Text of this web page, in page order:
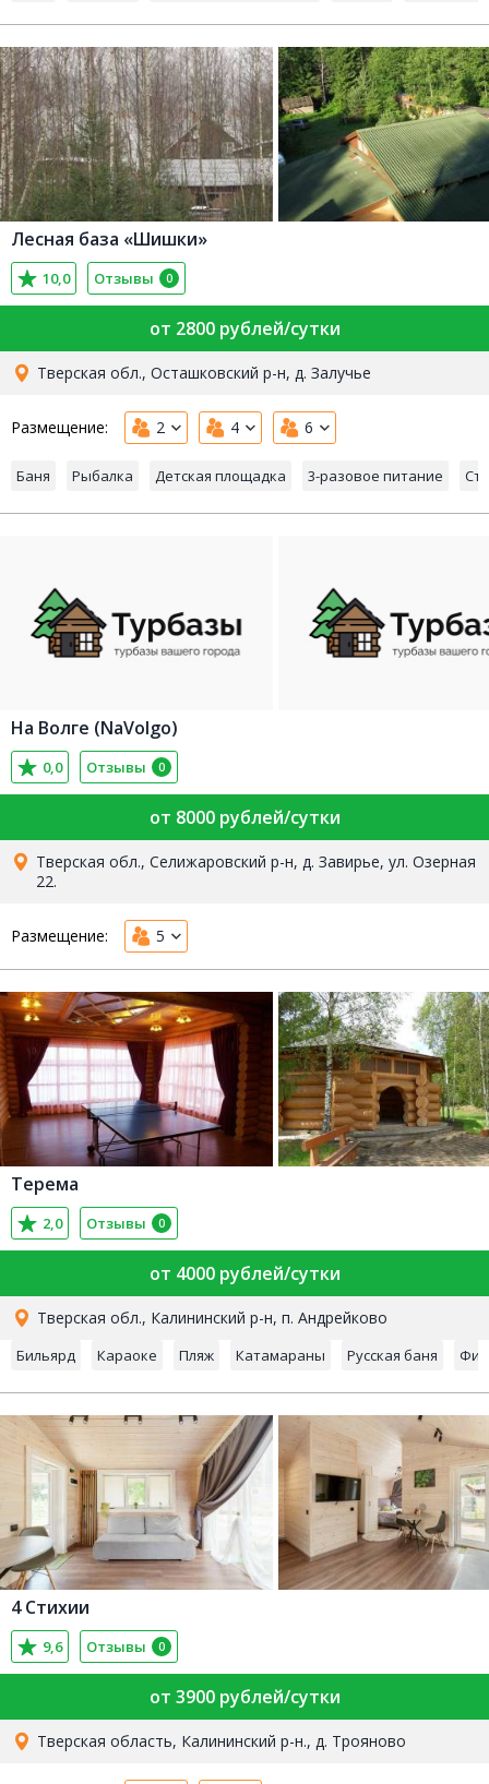
Лесная база «Шишки»
10,0 Отзывы 0
от 2800 рублей/сутки
Тверская обл., Осташковский р-н, д. Залучье
Размещение: 2 4 6
Баня Рыбалка Детская площадка 3-разовое питание
На Волге (NaVolgo)
0,0 Отзывы 0
от 8000 рублей/сутки
Тверская обл., Селижаровский р-н, д. Завирье, ул. Озерная
22.
Размещение: 5
Терема
2,0 Отзывы 0
от 4000 рублей/сутки
Тверская обл., Калининский р-н, п. Андрейково
Бильярд Караоке Пляж Катамараны Русская баня
4 Стихии
9,6 Отзывы 0
от 3900 рублей/сутки
Тверская область, Калининский р-н., д. Трояново